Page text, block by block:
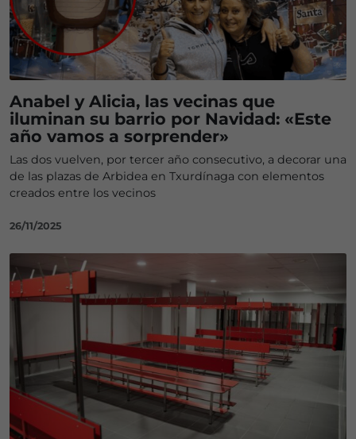
Anabel y Alicia, las vecinas que
iluminan su barrio por Navidad: «Este
año vamos a sorprender»
Las dos vuelven, por tercer año consecutivo, a decorar una
de las plazas de Arbidea en Txurdínaga con elementos
creados entre los vecinos
26/11/2025